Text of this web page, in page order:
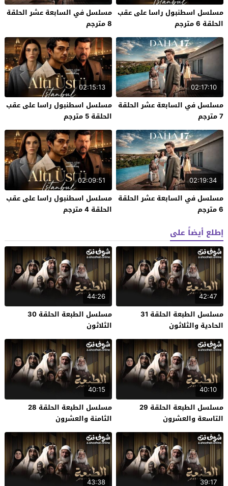
مسلسل اسطنبول راسا على عقب
الحلقة 6 مترجم
مسلسل في السابعة عشر الحلقة
8 مترجم
02:17:10
مسلسل في السابعة عشر الحلقة
7 مترجم
02:15:13
مسلسل اسطنبول راسا على عقب
الحلقة 5 مترجم
02:19:34
مسلسل في السابعة عشر الحلقة
6 مترجم
02:09:51
مسلسل اسطنبول راسا على عقب
الحلقة 4 مترجم
إطلع أيضاً على
42:47
مسلسل الطبعة الحلقة 31
الحادية والثلاثون
44:26
مسلسل الطبعة الحلقة 30
الثلاثون
40:10
مسلسل الطبعة الحلقة 29
التاسعة والعشرون
40:15
مسلسل الطبعة الحلقة 28
الثامنة والعشرون
39:17
43:38